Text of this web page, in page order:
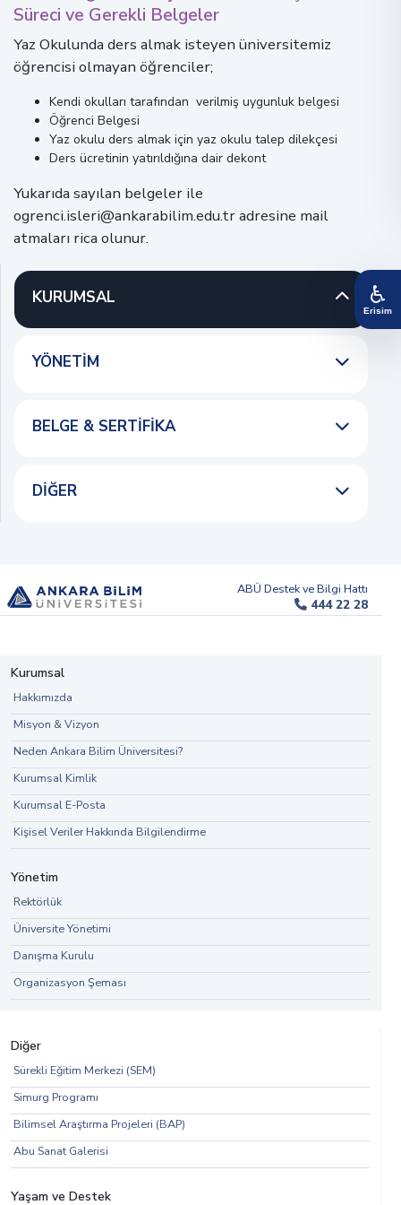
Süreci ve Gerekli Belgeler
Yaz Okulunda ders almak isteyen üniversitemiz
öğrencisi olmayan öğrenciler;
Kendi okulları tarafından verilmiş uygunluk belgesi
Öğrenci Belgesi
Yaz okulu ders almak için yaz okulu talep dilekçesi
Ders ücretinin yatırıldığına dair dekont
Yukarıda sayılan belgeler ile
ogrenci.isleri@ankarabilim.edu.tr adresine mail
atmaları rica olunur.
KURUMSAL
YÖNETIM
BELGE & SERTIFIKA
DIĞER
ABÜ Destek ve Bilgi Hattı
444 22 28
Kurumsal
Hakkımızda
Misyon & Vizyon
Neden Ankara Bilim Üniversitesi?
Kurumsal Kimlik
Kurumsal E-Posta
Kişisel Veriler Hakkında Bilgilendirme
Yönetim
Rektörlük
Üniversite Yönetimi
Danışma Kurulu
Organizasyon Şeması
Diğer
Sürekli Eğitim Merkezi (SEM)
Simurg Programı
Bilimsel Araştırma Projeleri (BAP)
Abu Sanat Galerisi
Yaşam ve Destek
♿
Erisim